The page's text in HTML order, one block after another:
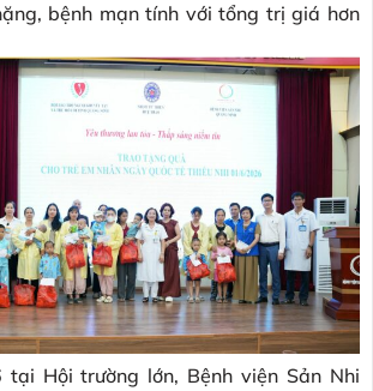
bệnh mạn tính với tổng trị giá hơn
tại Hội trường lớn, Bệnh viện Sản Nhi